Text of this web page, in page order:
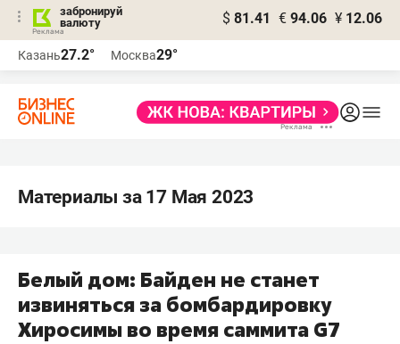
забронируй
валюту
$ 81.41 € 94.06 ¥ 12.06
Казань27.2° Москва29°
Материалы за 17 Мая 2023
Белый дом: Байден не станет
извиняться за бомбардировку
Хиросимы во время саммита G7